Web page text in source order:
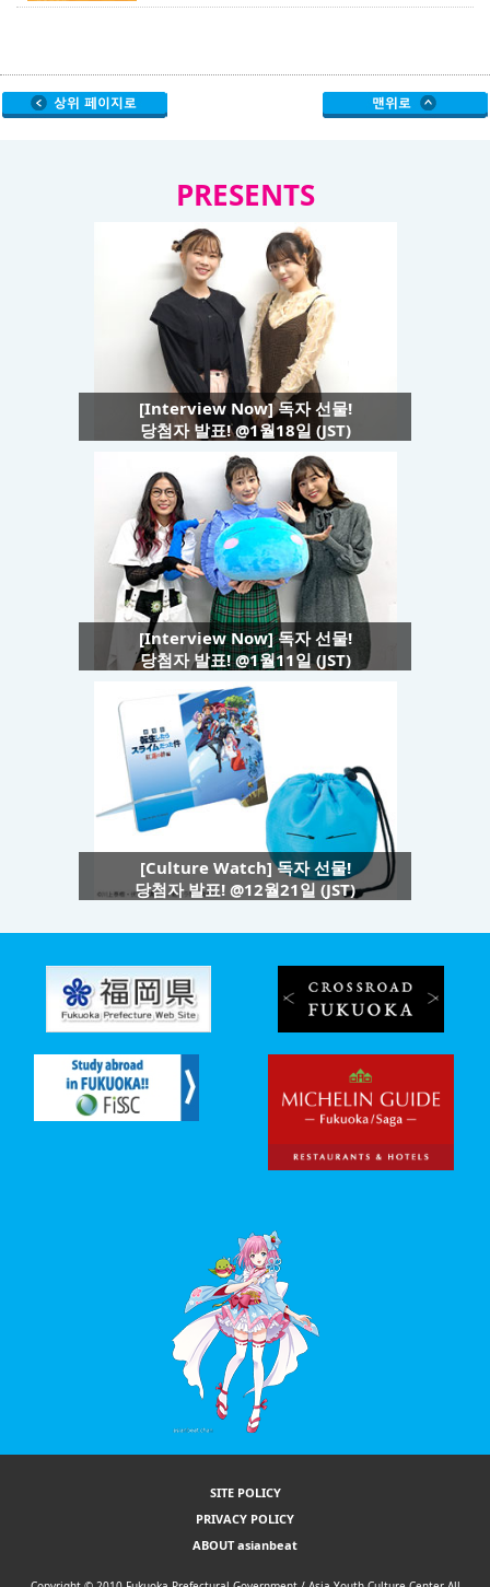
PRESENTS
[Interview Now] 독자 선물!
당첨자 발표! @1월18일 (JST)
[Interview Now] 독자 선물!
당첨자 발표! @1월11일 (JST)
[Culture Watch] 독자 선물!
당첨자 발표! @12월21일 (JST)
SITE POLICY
PRIVACY POLICY
ABOUT asianbeat